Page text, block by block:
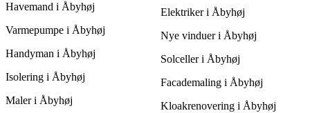
dyrere, men ved at indhente 3 tilbud kan du finde den bedste
pris og en murermester, der tilbyder høj kvalitet til en fair pris.
Havemand i Åbyhøj
Varmepumpe i Åbyhøj
Handyman i Åbyhøj
Isolering i Åbyhøj
Maler i Åbyhøj
Elektriker i Åbyhøj
Nye vinduer i Åbyhøj
Solceller i Åbyhøj
Facademaling i Åbyhøj
Kloakrenovering i Åbyhøj